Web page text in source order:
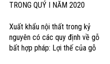
TRONG QUÝ I NĂM 2020
Xuất khẩu nội thất trong kỷ
nguyên có các quy định về gỗ
bất hợp pháp: Lợi thế của gỗ